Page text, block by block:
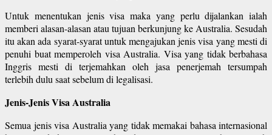
Untuk menentukan jenis visa maka yang perlu dijalankan ialah
memberi alasan-alasan atau tujuan berkunjung ke Australia. Sesudah
itu akan ada syarat-syarat untuk mengajukan jenis visa yang mesti di
penuhi buat memperoleh visa Australia. Visa yang tidak berbahasa
Inggris mesti di terjemahkan oleh jasa penerjemah tersumpah
terlebih dulu saat sebelum di legalisasi.
Jenis-Jenis Visa Australia
Semua jenis visa Australia yang tidak memakai bahasa internasional